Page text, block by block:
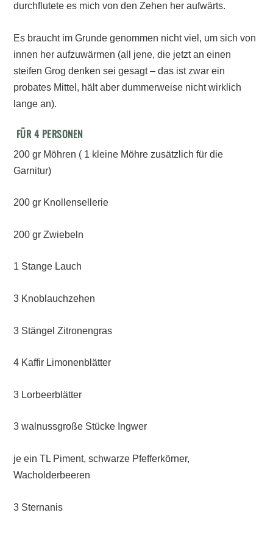
durchflutete es mich von den Zehen her aufwärts.
Es braucht im Grunde genommen nicht viel, um sich von
innen her aufzuwärmen (all jene, die jetzt an einen
steifen Grog denken sei gesagt – das ist zwar ein
probates Mittel, hält aber dummerweise nicht wirklich
lange an).
FÜR 4 PERSONEN
200 gr Möhren ( 1 kleine Möhre zusätzlich für die
Garnitur)
200 gr Knollensellerie
200 gr Zwiebeln
1 Stange Lauch
3 Knoblauchzehen
3 Stängel Zitronengras
4 Kaffir Limonenblätter
3 Lorbeerblätter
3 walnussgroße Stücke Ingwer
je ein TL Piment, schwarze Pfefferkörner,
Wacholderbeeren
3 Sternanis